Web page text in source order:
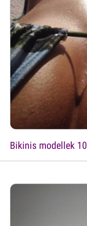
Bikinis modellek 10